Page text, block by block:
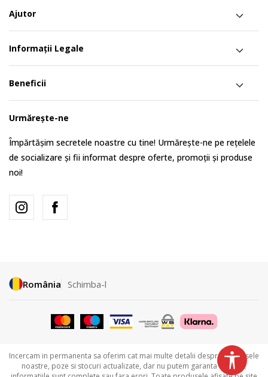
Ajutor
Informații Legale
Beneficii
Urmărește-ne
Împărtășim secretele noastre cu tine! Urmărește-ne pe rețelele
de socializare și fii informat despre oferte, promoții și produse
noi!
România Schimba-l
Incercam in permanenta sa oferim cat mai multe detalii despre produsele
noastre, poze si stocuri actualizate, dar nu putem garanta ca toate